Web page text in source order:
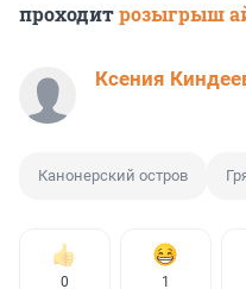
проходитрозыгрыш
Ксения
Канонерский остров
0 1